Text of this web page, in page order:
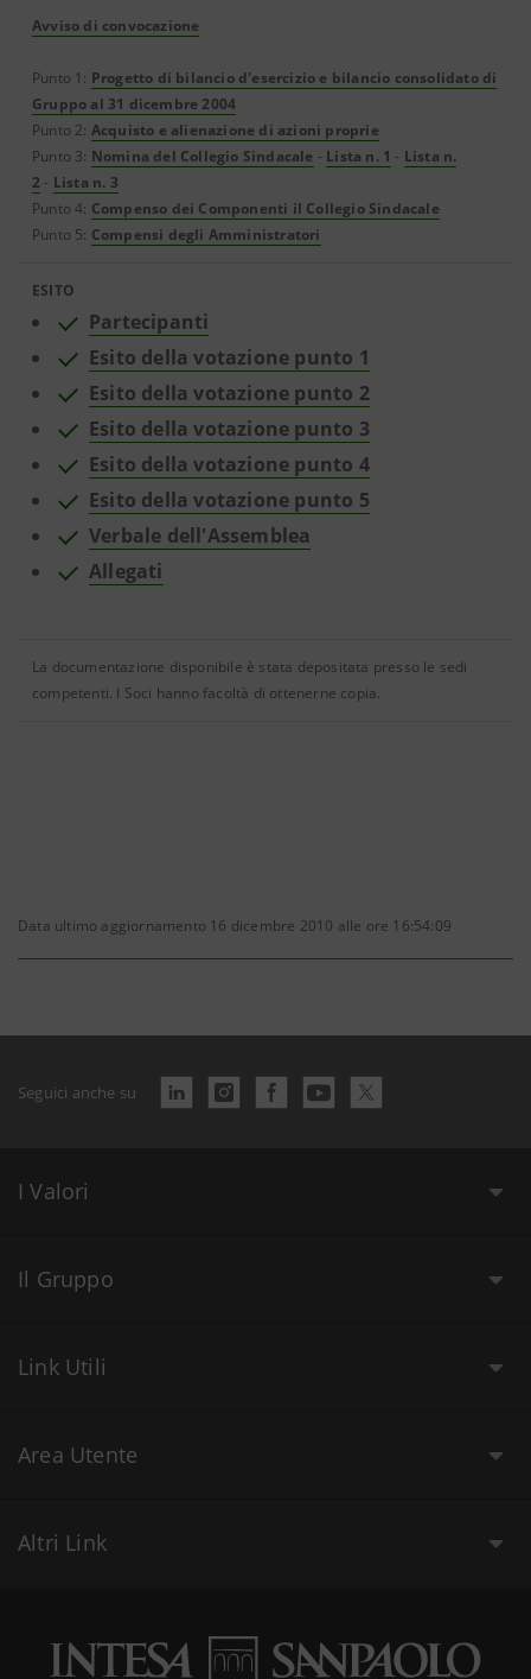
Avviso di convocazione
Punto 1: Progetto di bilancio d'esercizio e bilancio consolidato di
Gruppo al 31 dicembre 2004
Punto 2: Acquisto e alienazione di azioni proprie
Punto 3: Nomina del Collegio Sindacale - Lista n. 1 - Lista n.
2 - Lista n. 3
Punto 4: Compenso dei Componenti il Collegio Sindacale
Punto 5: Compensi degli Amministratori
ESITO
Partecipanti
Esito della votazione punto 1
Esito della votazione punto 2
Esito della votazione punto 3
Esito della votazione punto 4
Esito della votazione punto 5
Verbale dell'Assemblea
Allegati
La documentazione disponibile è stata depositata presso le sedi
competenti. I Soci hanno facoltà di ottenerne copia.
Data ultimo aggiornamento 16 dicembre 2010 alle ore 16:54:09
Seguici anche su
I Valori
Il Gruppo
Link Utili
Area Utente
Altri Link